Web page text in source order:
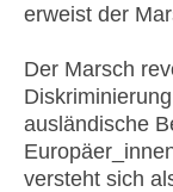
erweist der
Der Marsch
ausländische
versteht sich